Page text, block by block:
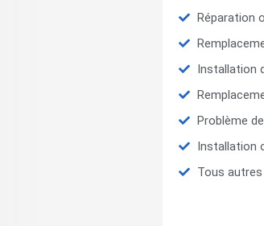
Réparation
Installation
Problème
Installation
Tous